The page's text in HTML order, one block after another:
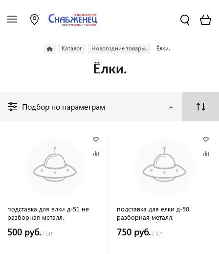
Каталог Новогодние товары. Ёлки.
Ёлки.
Подбор по параметрам
подставка для елки д-51 не
разборная металл.
500 руб. / шт
подставка для елки д-50
разборная металл.
750 руб. / шт